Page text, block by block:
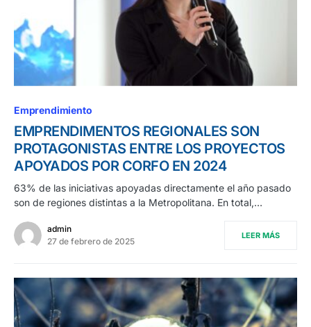
Emprendimiento
EMPRENDIMENTOS REGIONALES SON
PROTAGONISTAS ENTRE LOS PROYECTOS
APOYADOS POR CORFO EN 2024
63% de las iniciativas apoyadas directamente el año pasado
son de regiones distintas a la Metropolitana. En total,…
admin
27 de febrero de 2025
LEER MÁS